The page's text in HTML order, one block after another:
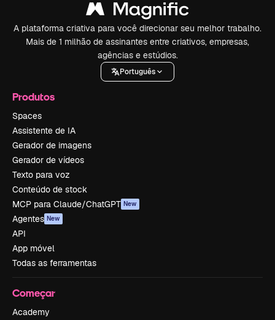
A plataforma criativa para você direcionar seu melhor trabalho.
Mais de 1 milhão de assinantes entre criativos, empresas,
agências e estúdios.
Português
Produtos
Spaces
Assistente de IA
Gerador de imagens
Gerador de vídeos
Texto para voz
Conteúdo de stock
MCP para Claude/ChatGPT New
Agentes New
API
App móvel
Todas as ferramentas
Começar
Academy